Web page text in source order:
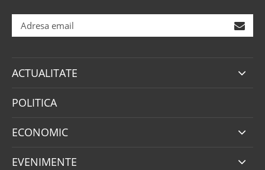
ACTUALITATE
POLITICA
ECONOMIC
EVENIMENTE